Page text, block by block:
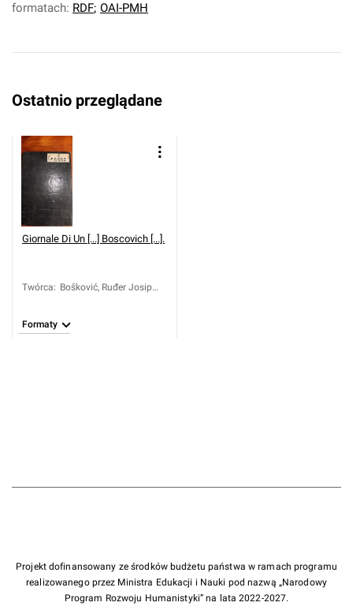
formatach: RDF; OAI-PMH
Ostatnio przeglądane
Giornale Di Un [...] Boscovich [...].
Twórca: Bošković, Ruđer Josip
Formaty
Projekt dofinansowany ze środków budżetu państwa w ramach programu
realizowanego przez Ministra Edukacji i Nauki pod nazwą „Narodowy
Program Rozwoju Humanistyki” na lata 2022-2027.